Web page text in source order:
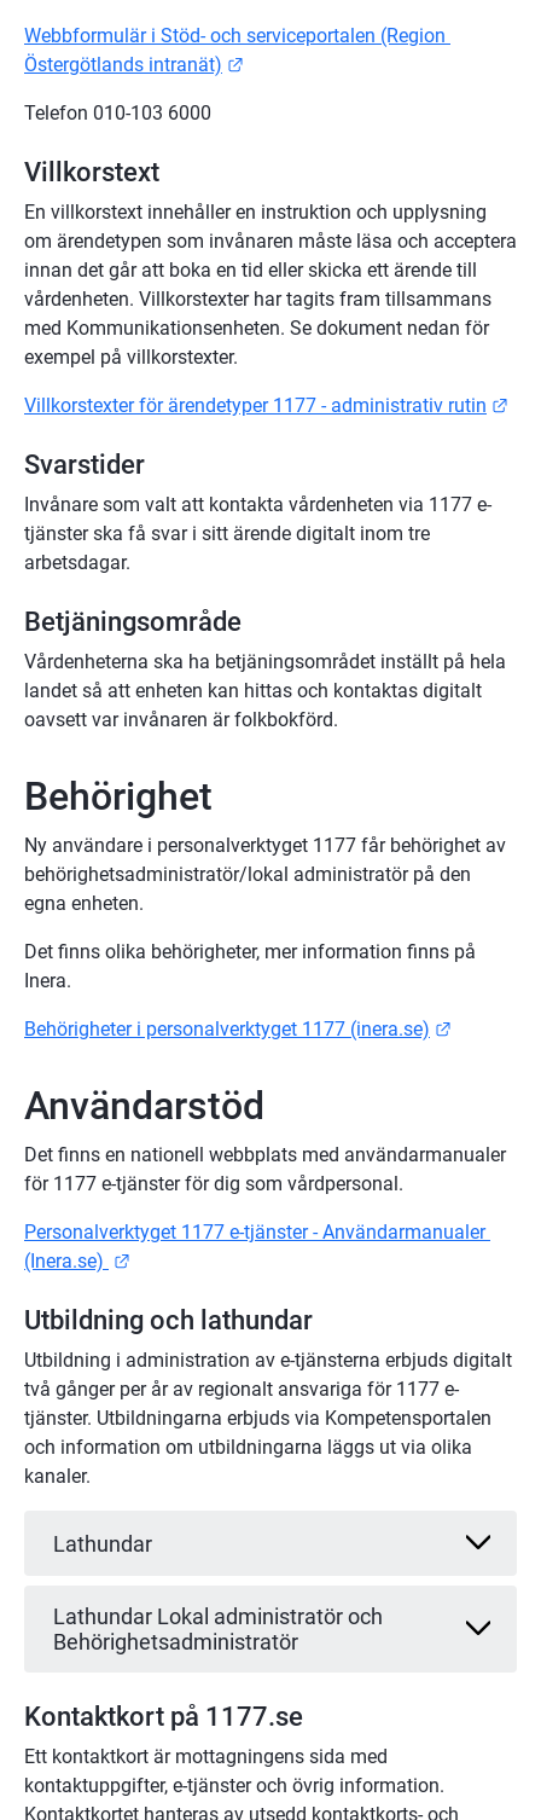
Webbformulär i Stöd- och serviceportalen (Region
Östergötlands intranät)
Telefon 010-103 6000
Villkorstext
En villkorstext innehåller en instruktion och upplysning
om ärendetypen som invånaren måste läsa och acceptera
innan det går att boka en tid eller skicka ett ärende till
vårdenheten. Villkorstexter har tagits fram tillsammans
med Kommunikationsenheten. Se dokument nedan för
exempel på villkorstexter.
Villkorstexter för ärendetyper 1177 - administrativ rutin
Svarstider
Invånare som valt att kontakta vårdenheten via 1177 e-
tjänster ska få svar i sitt ärende digitalt inom tre
arbetsdagar.
Betjäningsområde
Vårdenheterna ska ha betjäningsområdet inställt på hela
landet så att enheten kan hittas och kontaktas digitalt
oavsett var invånaren är folkbokförd.
Behörighet
Ny användare i personalverktyget 1177 får behörighet av
behörighetsadministratör/lokal administratör på den
egna enheten.
Det finns olika behörigheter, mer information finns på
Inera.
Behörigheter i personalverktyget 1177 (inera.se)
Användarstöd
Det finns en nationell webbplats med användarmanualer
för 1177 e-tjänster för dig som vårdpersonal.
Personalverktyget 1177 e-tjänster - Användarmanualer
(Inera.se)
Utbildning och lathundar
Utbildning i administration av e-tjänsterna erbjuds digitalt
två gånger per år av regionalt ansvariga för 1177 e-
tjänster. Utbildningarna erbjuds via Kompetensportalen
och information om utbildningarna läggs ut via olika
kanaler.
Lathundar
Lathundar Lokal administratör och
Behörighetsadministratör
Kontaktkort på 1177.se
Ett kontaktkort är mottagningens sida med
kontaktuppgifter, e-tjänster och övrig information.
Kontaktkortet hanteras av utsedd kontaktkorts- och